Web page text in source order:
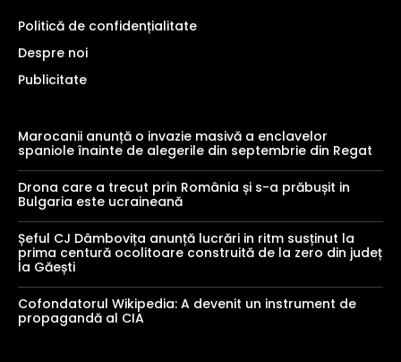
Politică de confidențialitate
Despre noi
Publicitate
Marocanii anunță o invazie masivă a enclavelor
spaniole înainte de alegerile din septembrie din Regat
Drona care a trecut prin România și s-a prăbușit in
Bulgaria este ucraineană
Șeful CJ Dâmbovița anunță lucrări in ritm susținut la
prima centură ocolitoare construită de la zero din județ
la Găești
Cofondatorul Wikipedia: A devenit un instrument de
propagandă al CIA